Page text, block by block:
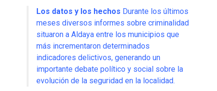
Los datos y los hechos Durante los últimos
meses diversos informes sobre criminalidad
situaron a Aldaya entre los municipios que
más incrementaron determinados
indicadores delictivos, generando un
importante debate político y social sobre la
evolución de la seguridad en la localidad.